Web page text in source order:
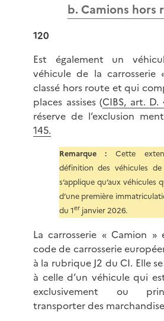
b. Camions hors
120
Est également un
véhicule de la
classé hors route et qui
places assises (CIBS, art. D.
réserve de l’exclusion
145.
Remarque : Cette
définition des véhicules
s’applique qu’aux véhicules
d’une première
du 1erjanvier 2026.
La carrosserie « Camion
code de carrosserie
à la rubrique J2 du CI. Elle
à celle d’un véhicule qui
exclusivement ou
transporter des